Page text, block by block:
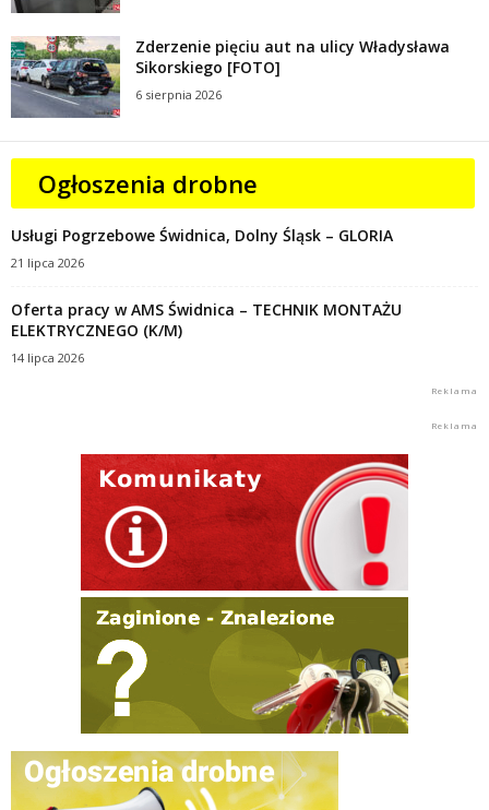
Zderzenie pięciu aut na ulicy Władysława
Sikorskiego [FOTO]
6 sierpnia 2026
Ogłoszenia drobne
Usługi Pogrzebowe Świdnica, Dolny Śląsk – GLORIA
21 lipca 2026
Oferta pracy w AMS Świdnica – TECHNIK MONTAŻU
ELEKTRYCZNEGO (K/M)
14 lipca 2026